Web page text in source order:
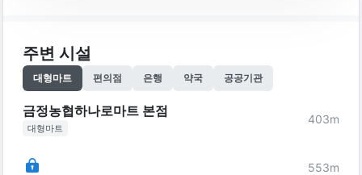
주변 시설
대형마트 편의점 은행 약국 공공기관
금정농협하나로마트 본점
대형마트
403m
553m